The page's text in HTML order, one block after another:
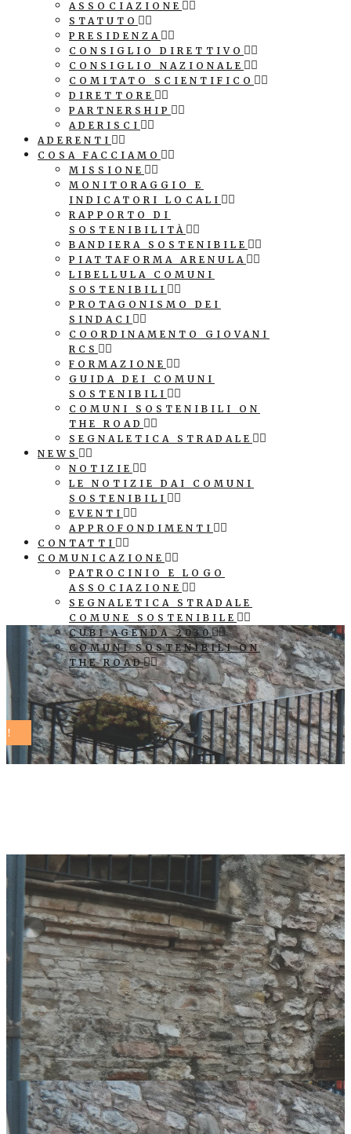
ASSOCIAZIONE
STATUTO
PRESIDENZA
CONSIGLIO DIRETTIVO
CONSIGLIO NAZIONALE
COMITATO SCIENTIFICO
DIRETTORE
PARTNERSHIP
ADERISCI
ADERENTI
COSA FACCIAMO
MISSIONE
MONITORAGGIO E
INDICATORI LOCALI
RAPPORTO DI
SOSTENIBILITÀ
BANDIERA SOSTENIBILE
PIATTAFORMA ARENULA
LIBELLULA COMUNI
SOSTENIBILI
PROTAGONISMO DEI
SINDACI
COORDINAMENTO GIOVANI
RCS
FORMAZIONE
GUIDA DEI COMUNI
SOSTENIBILI
COMUNI SOSTENIBILI ON
THE ROAD
SEGNALETICA STRADALE
NEWS
NOTIZIE
LE NOTIZIE DAI COMUNI
SOSTENIBILI
EVENTI
APPROFONDIMENTI
CONTATTI
COMUNICAZIONE
PATROCINIO E LOGO
ASSOCIAZIONE
SEGNALETICA STRADALE
COMUNE SOSTENIBILE
CUBI AGENDA 2030
COMUNI SOSTENIBILI ON
THE ROAD